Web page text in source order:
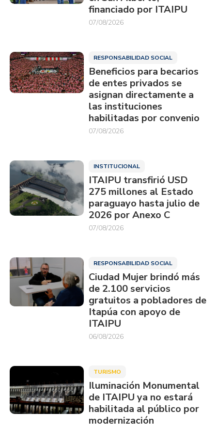
financiado por ITAIPU
07/08/2026
RESPONSABILIDAD SOCIAL
Beneficios para becarios
de entes privados se
asignan directamente a
las instituciones
habilitadas por convenio
07/08/2026
INSTITUCIONAL
ITAIPU transfirió USD
275 millones al Estado
paraguayo hasta julio de
2026 por Anexo C
07/08/2026
RESPONSABILIDAD SOCIAL
Ciudad Mujer brindó más
de 2.100 servicios
gratuitos a pobladores de
Itapúa con apoyo de
ITAIPU
06/08/2026
TURISMO
Iluminación Monumental
de ITAIPU ya no estará
habilitada al público por
modernización